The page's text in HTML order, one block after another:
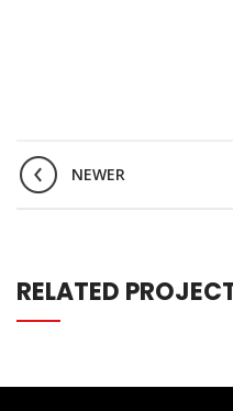
NEWER
RELATED